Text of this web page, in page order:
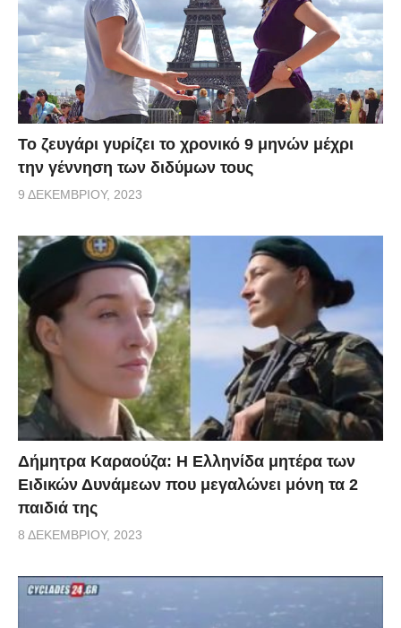
Το ζευγάρι γυρίζει το χρονικό 9 μηνών μέχρι
την γέννηση των διδύμων τους
9 ΔΕΚΕΜΒΡΊΟΥ, 2023
Δήμητρα Καραούζα: Η Ελληνίδα μητέρα των
Ειδικών Δυνάμεων που μεγαλώνει μόνη τα 2
παιδιά της
8 ΔΕΚΕΜΒΡΊΟΥ, 2023